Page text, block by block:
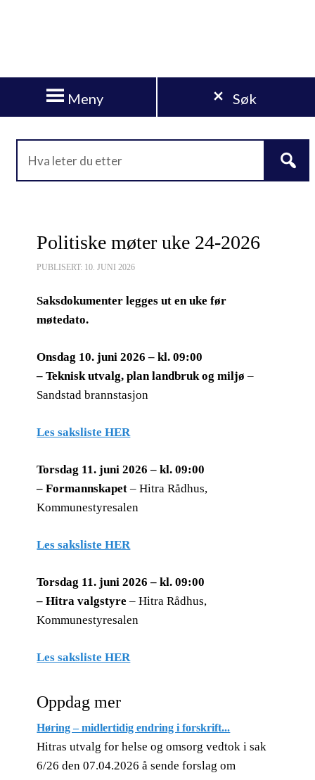
Meny Søk
Politiske møter uke 24-2026
PUBLISERT: 10. JUNI 2026
Saksdokumenter legges ut en uke før
møtedato.
Onsdag 10. juni 2026 – kl. 09:00
– Teknisk utvalg, plan landbruk og miljø–
Sandstad brannstasjon
Les saksliste HER
Torsdag 11. juni 2026 – kl. 09:00
– Formannskapet– Hitra Rådhus,
Kommunestyresalen
Les saksliste HER
Torsdag 11. juni 2026 – kl. 09:00
– Hitra valgstyre– Hitra Rådhus,
Kommunestyresalen
Les saksliste HER
Oppdag mer
Høring – midlertidig endring i forskrift...
Hitras utvalg for helse og omsorg vedtok i sak
6/26 den 07.04.2026 å sende forslag om